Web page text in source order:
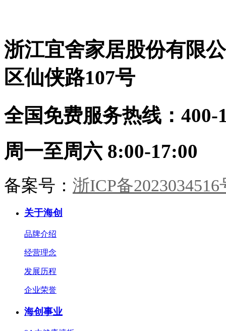
需定制，收纳无死角顶墙门柜同色
同工：从设计到安装，30天焕新理
色。茶室：半卷竹帘，一方茶席。
9A木墙板作底，枯木插花，心境如
风雅。木香与纸香交融，此处心安
是吾乡。·儿童房·男孩房与女孩房
蓝配色，几何块面勾勒童趣。整装
同系，健康守护，天真自有其色。
居。一室风雅，一生心安。
浙江宜舍家居股份有限
区仙侠路107号
全国免费服务热线：400-
周一至周六 8:00-17:00
备案号： 浙ICP备2023034516
关于海创
品牌介绍
经营理念
发展历程
企业荣誉
海创事业